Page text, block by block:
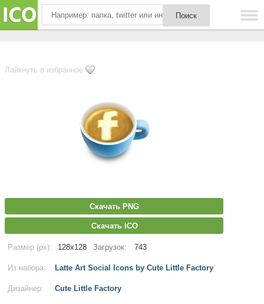
Лайкнуть в избранное
Скачать PNG
Скачать ICO
Размер (px): 128x128 Загрузок: 743
Из набора: Latte Art Social Icons by Cute Little Factory
Дизайнер: Cute Little Factory